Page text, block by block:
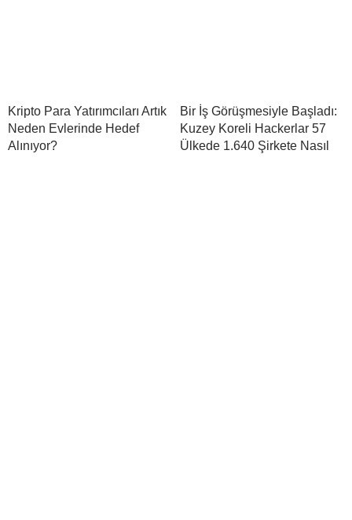
Kripto Para Yatırımcıları Artık
Neden Evlerinde Hedef
Alınıyor?
Bir İş Görüşmesiyle Başladı:
Kuzey Koreli Hackerlar 57
Ülkede 1.640 Şirkete Nasıl